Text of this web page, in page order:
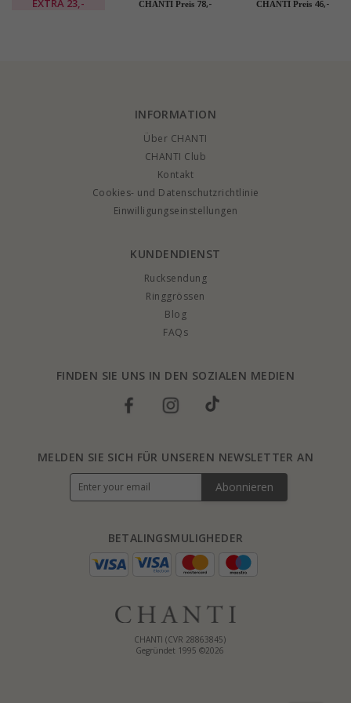
EXTRA 23,- CHANTI Preis 78,- CHANTI Preis 46,-
INFORMATION
Über CHANTI
CHANTI Club
Kontakt
Cookies- und Datenschutzrichtlinie
Einwilligungseinstellungen
KUNDENDIENST
Rucksendung
Ringgrössen
Blog
FAQs
FINDEN SIE UNS IN DEN SOZIALEN MEDIEN
CHANTI (CVR 28863845)
Gegründet 1995 ©2026
BETALINGSMULIGHEDER
MELDEN SIE SICH FÜR UNSEREN NEWSLETTER AN
Abonnieren